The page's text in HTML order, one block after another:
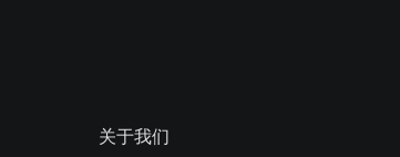
关于我们